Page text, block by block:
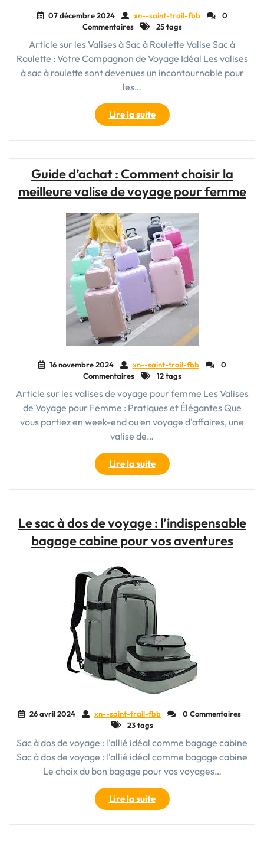
07 décembre 2024 xn--saint-trail-fbb
0
Commentaires
25 tags
Article sur les Valises à Sac à Roulette Valise Sac à
Roulette : Votre Compagnon de Voyage Idéal Les valises
à sac à roulette sont devenues un incontournable pour
les…
Lire la suite"La
Praticité
de
à
Sac
Roulette
:
Votre
Compagnon
de
Voyage
Idéal"
Guide d’achat : Comment choisir la
meilleure valise de voyage pour femme
16 novembre 2024 xn--saint-trail-fbb
0
Commentaires
12 tags
Article sur les valises de voyage pour femme Les Valises
de Voyage pour Femme : Pratiques et Élégantes Que
vous partiez en week-end ou en voyage d'affaires, une
valise de…
Lire la suite"Guide
d’achat
:
la
meilleure
pour
femme"
Le sac à dos de voyage : l’indispensable
bagage cabine pour vos aventures
26 avril 2024 xn--saint-trail-fbb
0 Commentaires
23 tags
Sac à dos de voyage : l'allié idéal comme bagage cabine
Sac à dos de voyage : l'allié idéal comme bagage cabine
Le choix du bon bagage pour vos voyages…
Lire la suite"Le
sac
à